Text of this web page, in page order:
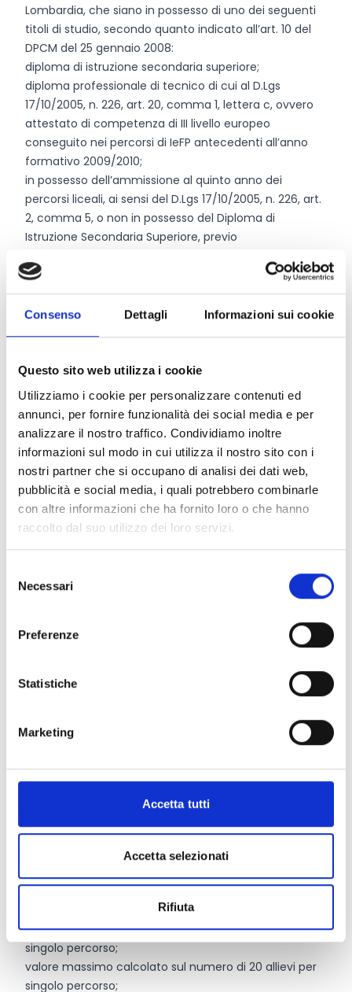
Consenso Dettagli Informazioni sui cookie
Questo sito web utilizza i cookie
Utilizziamo i cookie per personalizzare contenuti ed
annunci, per fornire funzionalità dei social media e per
analizzare il nostro traffico. Condividiamo inoltre
informazioni sul modo in cui utilizza il nostro sito con i
nostri partner che si occupano di analisi dei dati web,
pubblicità e social media, i quali potrebbero combinarle
con altre informazioni che ha fornito loro o che hanno
raccolto dal suo utilizzo dei loro servizi.
delNecessari
Preferenze
Statistiche
Marketing
Accetta tutti
Accetta selezionati
Rifiuta
Lombardia, che siano in possesso di uno dei seguenti
titoli di studio, secondo quanto indicato all’art. 10 del
DPCM del 25 gennaio 2008:
diploma di istruzione secondaria superiore;
diploma professionale di tecnico di cui al D.Lgs
17/10/2005, n. 226, art. 20, comma 1, lettera c, ovvero
attestato di competenza di III livello europeo
conseguito nei percorsi di IeFP antecedenti all’anno
formativo 2009/2010;
in possesso dell’ammissione al quinto anno dei
percorsi liceali, ai sensi del D.Lgs 17/10/2005, n. 226, art.
2, comma 5, o non in possesso del Diploma di
Istruzione Secondaria Superiore, previo
precedenti percorsi di istruzione, formazione e lavoro
successivi all'assolvimento dell'obbligo di istruzione di
cui al regolamento adottato con Decreto del Ministro
Possono partecipare:
Fondazioni - Istituti Tecnologici Superiori
Academy)
Associazioni Temporanee di Scopo (ATS), sulla base
del seguente standard organizzativo minimo che
raggruppa:
Istituti scolastici del secondo ciclo di istruzione aventi
sede nel territorio regionale;
Istituzioni formative accreditate e iscritte nella
sezione “A” dell’Albo Regionale
territorio regionale;
imprese o associazioni di imprese aventi sede in
12.000.000 Euro. Il costo totale del progetto è definito
sulla base del prodotto dei seguenti parametri:
Decreto n. 11170 del 25/07/2023 di € 7,87 per singola
ora formativa per allievo;
secondo quanto stabilito dal Decreto del MIUR del 7
valore minimo calcolato sul numero di 15 allievi per
singolo percorso;
valore massimo calcolato sul numero di 20 allievi per
singolo percorso;